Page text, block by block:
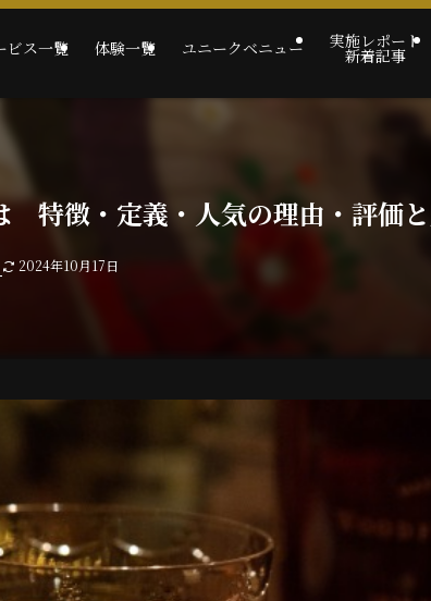
ビス一覧 体験一覧 ユニークベニュー 実施レポート
新着記事
特徴・定義・人気の理由・評価
2024年10月17日